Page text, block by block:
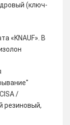
(ключ-
«KNAUF». В
/
резиновый,